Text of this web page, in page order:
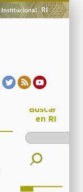
Buscar
en RI